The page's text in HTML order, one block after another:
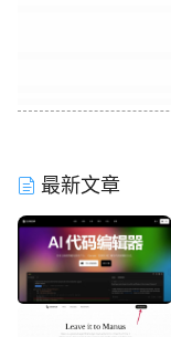
最新文章